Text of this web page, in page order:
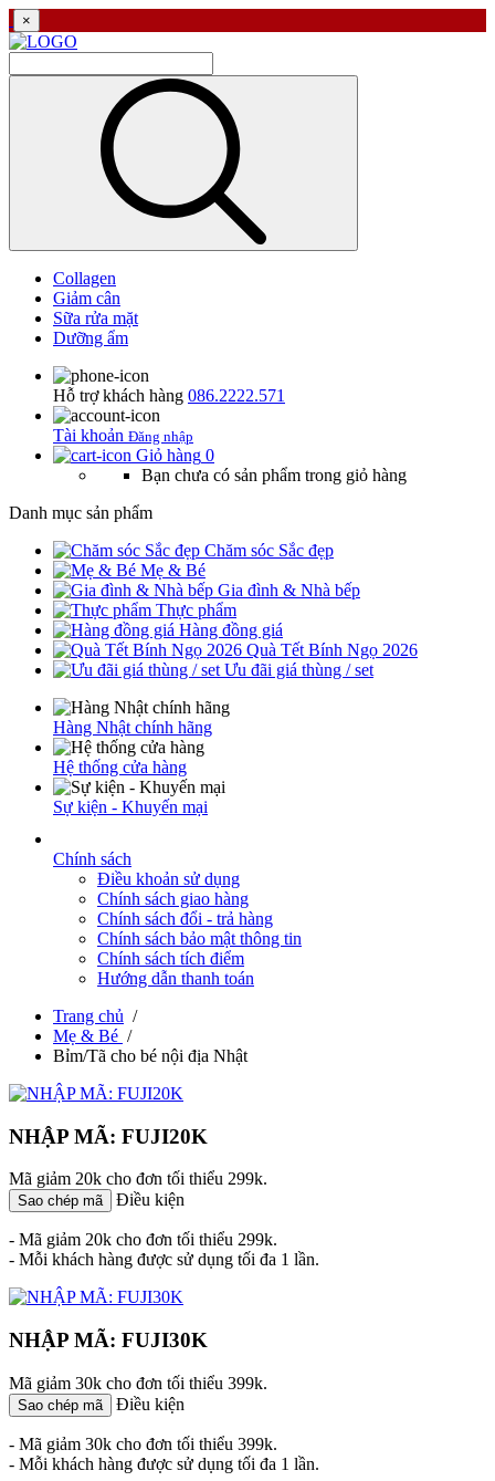
×
Collagen
Giảm cân
Sữa rửa mặt
Dưỡng ẩm
Hỗ trợ khách hàng 086.2222.571
Tài khoản Đăng nhập
Giỏ hàng 0
Bạn chưa có sản phẩm trong giỏ hàng
Danh mục sản phẩm
Chăm sóc Sắc đẹp
Mẹ & Bé
Gia đình & Nhà bếp
Thực phẩm
Hàng đồng giá
Quà Tết Bính Ngọ 2026
Ưu đãi giá thùng / set
Hàng Nhật chính hãng
Hệ thống cửa hàng
Sự kiện - Khuyến mại
Chính sách
Điều khoản sử dụng
Chính sách giao hàng
Chính sách đổi - trả hàng
Chính sách bảo mật thông tin
Chính sách tích điểm
Hướng dẫn thanh toán
Trang chủ /
Mẹ & Bé /
Bỉm/Tã cho bé nội địa Nhật
NHẬP MÃ: FUJI20K
Mã giảm 20k cho đơn tối thiểu 299k.
Sao chép mã Điều kiện
- Mã giảm 20k cho đơn tối thiểu 299k.
- Mỗi khách hàng được sử dụng tối đa 1 lần.
NHẬP MÃ: FUJI30K
Mã giảm 30k cho đơn tối thiểu 399k.
Sao chép mã Điều kiện
- Mã giảm 30k cho đơn tối thiểu 399k.
- Mỗi khách hàng được sử dụng tối đa 1 lần.